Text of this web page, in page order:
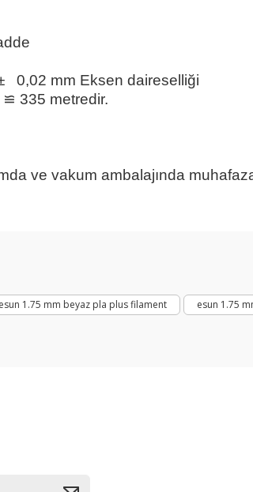
mm Eksen daireselliği
335 metredir.
ve vakum ambalajında
esun 1.75 mm beyaz pla plus filament esun 1.75